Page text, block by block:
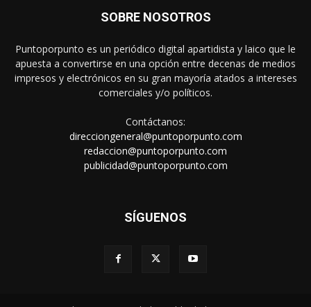
SOBRE NOSOTROS
Puntoporpunto es un periódico digital apartidista y laico que le
apuesta a convertirse en una opción entre decenas de medios
impresos y electrónicos en su gran mayoría atados a intereses
comerciales y/o políticos.
Contáctanos:
direcciongeneral@puntoporpunto.com
redaccion@puntoporpunto.com
publicidad@puntoporpunto.com
SÍGUENOS